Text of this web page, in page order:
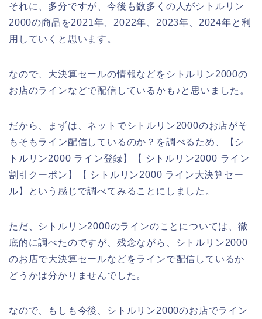
それに、多分ですが、今後も数多くの人がシトルリン
2000の商品を2021年、2022年、2023年、2024年と利
用していくと思います。
なので、大決算セールの情報などをシトルリン2000の
お店のラインなどで配信しているかも♪と思いました。
だから、まずは、ネットでシトルリン2000のお店がそ
もそもライン配信しているのか？を調べるため、【シ
トルリン2000 ライン登録】【 シトルリン2000 ライン
割引クーポン】【 シトルリン2000 ライン大決算セー
ル】という感じで調べてみることにしました。
ただ、シトルリン2000のラインのことについては、徹
底的に調べたのですが、残念ながら、シトルリン2000
のお店で大決算セールなどをラインで配信しているか
どうかは分かりませんでした。
なので、もしも今後、シトルリン2000のお店でライン